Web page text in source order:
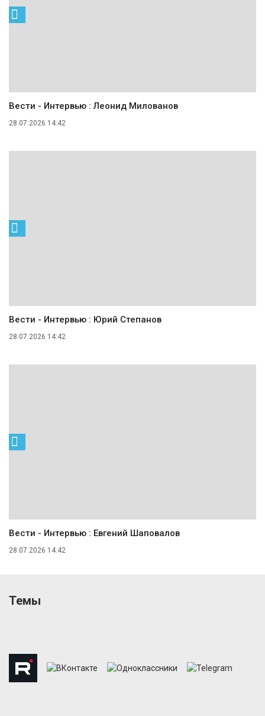
Вести - Интервью : Леонид Милованов
28.07.2026 14:42
Вести - Интервью : Юрий Степанов
28.07.2026 14:42
Вести - Интервью : Евгений Шаповалов
28.07.2026 14:42
Темы